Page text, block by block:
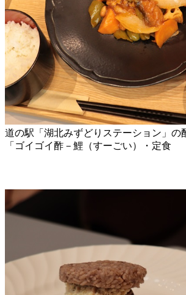
道の駅「湖北みずどりステーション」の
「ゴイゴイ酢－鯉（すーごい）・定食